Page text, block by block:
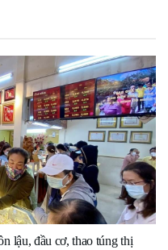
lậu, đầu cơ, thao túng thị